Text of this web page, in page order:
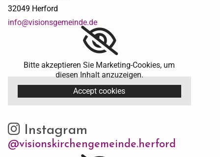
32049 Herford
info@visionsgemeinde.de
Bitte akzeptieren Sie Marketing-Cookies, um
diesen Inhalt anzuzeigen.
Accept cookies
 Instagram
@visionskirchengemeinde.herford